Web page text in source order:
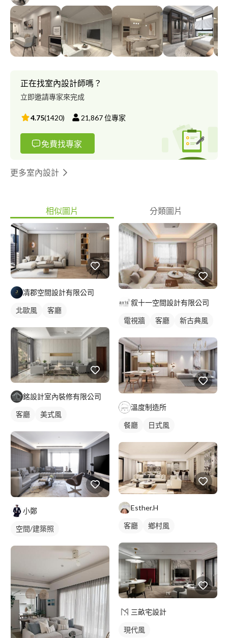
正在找室內設計師嗎？
立即邀請專家來完成
4.75(1420) 21,867位專家
免費找專家
更多室內設計
相似圖片 分類圖片
凊郡空間設計有限公司
北歐風 客廳
銘設計室內裝修有限公司
客廳 美式風
小鄭
空間/建築照
叙十一空間設計有限公司
電視牆 客廳 新古典風
溫度制造所
餐廳 日式風
Esther.H
客廳 鄉村風
三畝宅設計
現代風